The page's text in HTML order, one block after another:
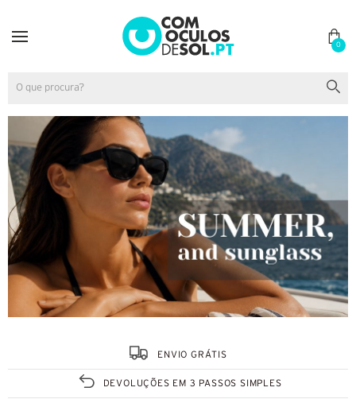
0
ENVIO GRÁTIS
DEVOLUÇÕES EM 3 PASSOS SIMPLES